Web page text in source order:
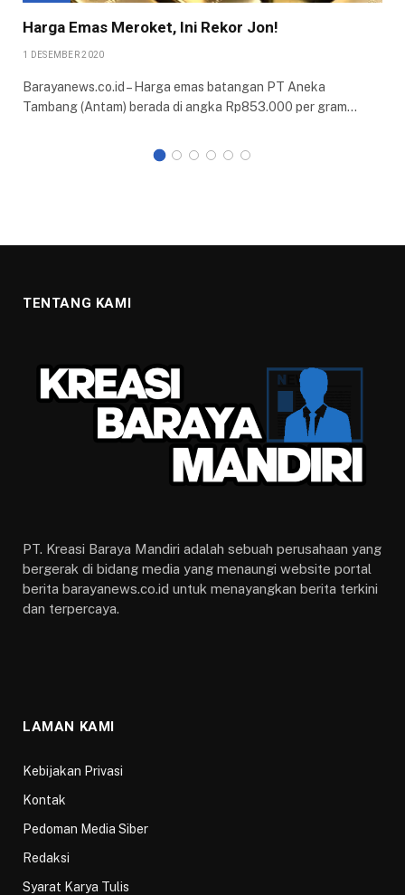
Harga Emas Meroket, Ini Rekor Jon!
1 DESEMBER 2020
Barayanews.co.id – Harga emas batangan PT Aneka
Tambang (Antam) berada di angka Rp853.000 per gram…
TENTANG KAMI
PT. Kreasi Baraya Mandiri adalah sebuah perusahaan yang
bergerak di bidang media yang menaungi website portal
berita barayanews.co.id untuk menayangkan berita terkini
dan terpercaya.
LAMAN KAMI
Kebijakan Privasi
Kontak
Pedoman Media Siber
Redaksi
Syarat Karya Tulis